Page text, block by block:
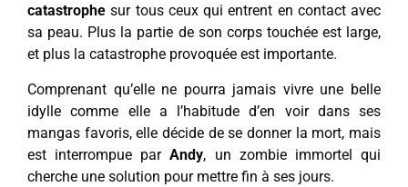
catastrophe sur tous ceux qui entrent en contact avec
sa peau. Plus la partie de son corps touchée est large,
et plus la catastrophe provoquée est importante.
Comprenant qu’elle ne pourra jamais vivre une belle
idylle comme elle a l’habitude d’en voir dans ses
mangas favoris, elle décide de se donner la mort, mais
est interrompue parAndy, un zombie immortel qui
cherche une solution pour mettre fin à ses jours.